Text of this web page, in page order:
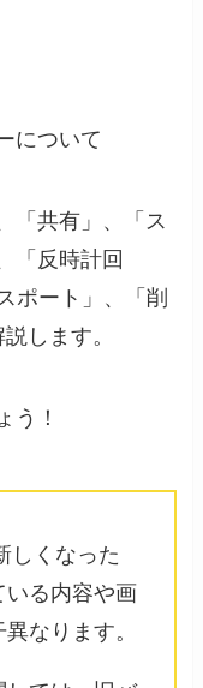
について
「共有」、「ス
「反時計回
ポート」、「削
します。
う！
しくなった
る内容や画
なります。